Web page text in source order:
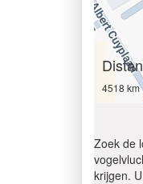
4518 km
Zoek de
krijgen.